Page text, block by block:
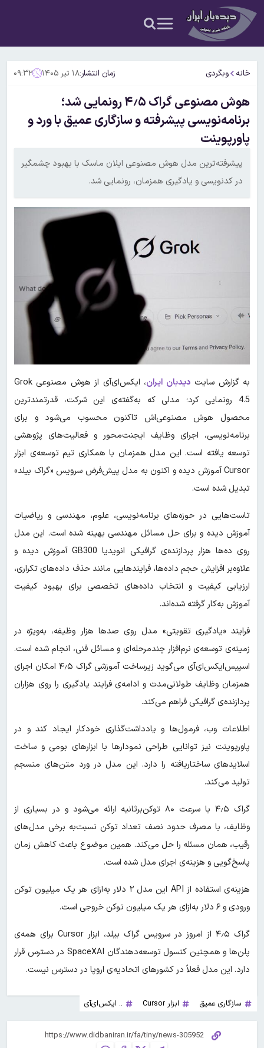
خانه وبگردی زمان انتشار:۱۸ تیر ۱۴۰۵ ۰۹:۳۲
هوش مصنوعی گراک ۴٫۵ رونمایی شد؛
برنامه‌نویسی پیشرفته و سازگاری عمیق با ورد و
پاورپوینت
پیشرفته‌ترین مدل هوش مصنوعی ایلان ماسک با بهبود چشمگیر
در کدنویسی و یادگیری همزمان، رونمایی شد.
به گزارش سایت دیدبان ایران
، ‌ایکس‌ای‌آی از هوش مصنوعی Grok
4.5 رونمایی کرد؛ مدلی که به‌گفته‌ی این شرکت، قدرتمندترین
محصول هوش مصنوعی‌اش تاکنون محسوب می‌شود و برای
برنامه‌نویسی، اجرای وظایف ایجنت‌محور و فعالیت‌های پژوهشی
توسعه یافته است. این مدل همزمان با همکاری تیم توسعه‌ی ابزار
Cursor آموزش دیده و اکنون به مدل پیش‌فرض سرویس «گراک بیلد»
تبدیل شده است.
تاست‌هایی در حوزه‌های برنامه‌نویسی، علوم، مهندسی و ریاضیات
آموزش دیده و برای حل مسائل مهندسی بهینه شده است. این مدل
روی ده‌ها هزار پردازنده‌ی گرافیکی انویدیا GB300 آموزش دیده و
علاوه‌بر افزایش حجم داده‌ها، فرایندهایی مانند حذف داده‌های تکراری،
ارزیابی کیفیت و انتخاب داده‌های تخصصی برای بهبود کیفیت
آموزش به‌کار گرفته شده‌اند.
فرایند «یادگیری تقویتی» مدل روی صدها هزار وظیفه، به‌ویژه در
زمینه‌ی توسعه‌ی نرم‌افزار چندمرحله‌ای و مسائل فنی، انجام شده است.
اسپیس‌ایکس‌ای‌آی می‌گوید زیرساخت آموزشی گراک ۴٫۵ امکان اجرای
همزمان وظایف طولانی‌مدت و ادامه‌ی فرایند یادگیری را روی هزاران
پردازنده‌ی گرافیکی فراهم می‌کند.
اطلاعات وب، فرمول‌ها و یادداشت‌گذاری خودکار ایجاد کند و در
پاورپوینت نیز توانایی طراحی نمودارها با ابزارهای بومی و ساخت
اسلایدهای ساختاریافته را دارد. این مدل در ورد متن‌های منسجم
تولید می‌کند.
گراک ۴٫۵ با سرعت ۸۰ توکن‌برثانیه ارائه می‌شود و در بسیاری از
وظایف، با مصرف حدود نصف تعداد توکن نسبت‌به برخی مدل‌های
رقیب، همان مسئله را حل می‌کند. همین موضوع باعث کاهش زمان
پاسخ‌گویی و هزینه‌ی اجرای مدل شده است.
هزینه‌ی استفاده از API این مدل ۲ دلار به‌ازای هر یک میلیون توکن
ورودی و ۶ دلار به‌ازای هر یک میلیون توکن خروجی است.
گراک ۴٫۵ از امروز در سرویس گراک بیلد، ابزار Cursor برای همه‌ی
پلن‌ها و همچنین کنسول توسعه‌دهندگان SpaceXAI در دسترس قرار
دارد. این مدل فعلاً در کشورهای اتحادیه‌ی اروپا در دسترس نیست.
سازگاری عمیق ابزار Cursor .. ایکس‌ای‌آی